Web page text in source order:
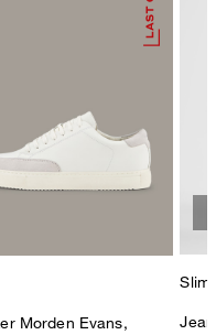
Morden Evans,
Slim